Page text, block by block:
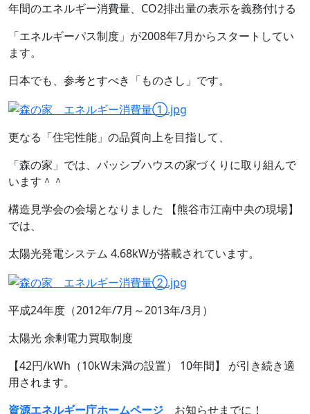
年間のエネルギー消費量、CO2排出量の表示を義務付ける
「エネルギーパス制度」が2008年7月からスタートしてい
ます。
日本でも、参考とすべき「ものさし」です。
更なる「住宅性能」の品質向上を目指して、
「森の家」では、パッシブハウスの家づくりに取り組んで
います＾＾
構造見学会の会場となりました 【熊谷市江南中央の現場】
では、
太陽光発電システム 4.68kWが搭載されています。
平成24年度（2012年/7月～2013年/3月）
太陽光 余剰電力買取制度
【42円/kWh（10kW未満の設置） 10年間】 が引き続き適
用されます。
資源エネルギー庁ホームページ お知らせまでに！